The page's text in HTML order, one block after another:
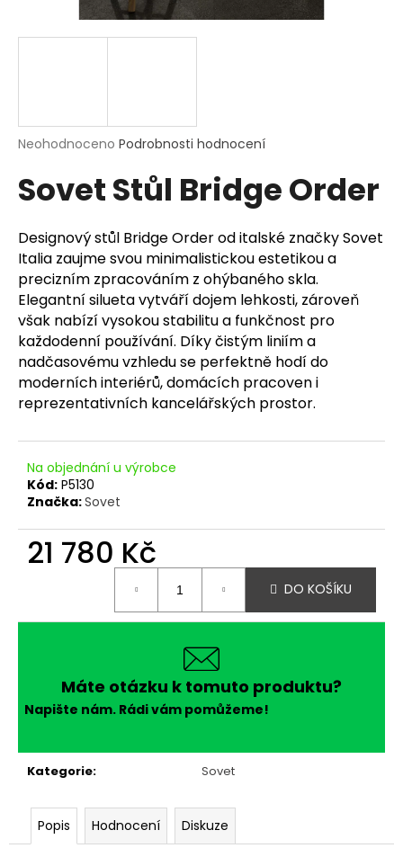
Průměrné
produktu
je
z
5
hvězdiček.
Neohodnoceno Podrobnosti hodnocení
Sovet Stůl Bridge Order
Designový stůl Bridge Order od italské značky Sovet
Italia zaujme svou minimalistickou estetikou a
precizním zpracováním z ohýbaného skla.
Elegantní silueta vytváří dojem lehkosti, zároveň
však nabízí vysokou stabilitu a funkčnost pro
každodenní používání. Díky čistým liniím a
nadčasovému vzhledu se perfektně hodí do
moderních interiérů, domácích pracoven i
reprezentativních kancelářských prostor.
Na objednání u výrobce
Kód: P5130
Značka:Sovet
21 780 Kč
DO KOŠÍKU
Máte otázku k tomuto produktu?
Napište nám. Rádi vám pomůžeme!
Kategorie: Sovet
Popis Hodnocení Diskuze
j
D
o
p
o
r
u
č
j
e
m
e